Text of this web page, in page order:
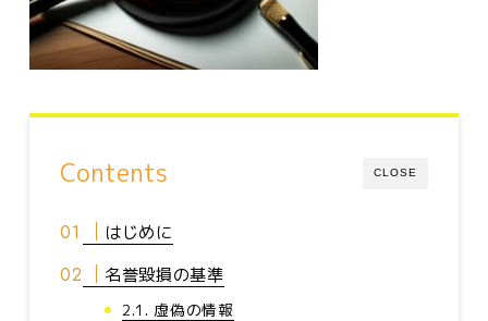
CLOSE
Contents
はじめに
名誉毀損の基準
2.1. 虚偽の情報